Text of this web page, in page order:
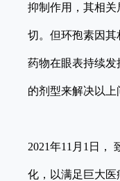
抑制作用，其相
切。但环孢素因
药物在眼表持续
的剂型来解决以上
2021年11月1日，
化，以满足巨大